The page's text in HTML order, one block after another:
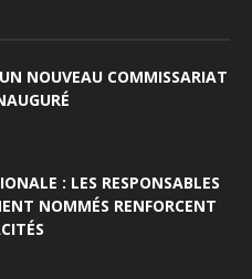
NOUVEAU COMMISSARIAT
: LES RESPONSABLES
NOMMÉS RENFORCENT